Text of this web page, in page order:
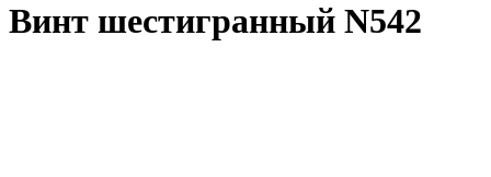
Винт шестигранный N542